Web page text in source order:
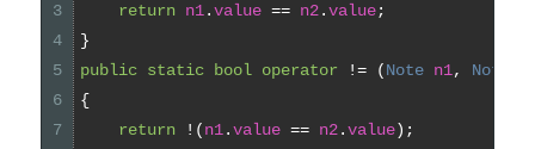
3
4
5
6
7
return n1.value == n2.value;
}
public static bool operator != (Note n1, Note
{
return
! (n1.value == n2.value) ;